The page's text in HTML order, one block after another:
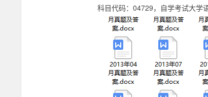
科目代码： 04729，自学考试大学